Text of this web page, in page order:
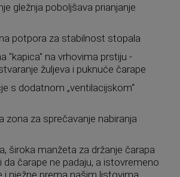
gležnja poboljšava prianjanje
potpora za stabilnost stopala
"kapica" na vrhovima prstiju -
žuljeva i puknuće čarape
s dodatnom „ventilacijskom“
zona za sprečavanje nabiranja
široka manžeta za držanje čarapa
da čarape ne padaju, a istovremeno
i nježne prema našim listovima